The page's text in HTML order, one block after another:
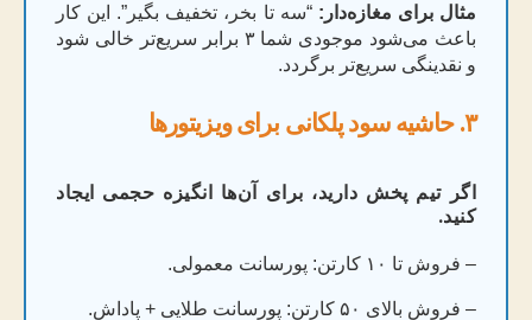
مثال برای مغازه‌دار: “سه تا بخر، تخفیف بگیر”. این کار
باعث می‌شود موجودی شما ۳ برابر سریع‌تر خالی شود
و نقدینگی سریع‌تر برگردد.
۳. حاشیه سود پلکانی برای ویزیتورها
اگر تیم پخش دارید، برای آن‌ها انگیزه حجمی ایجاد
کنید.
– فروش تا ۱۰ کارتن: پورسانت معمولی.
– فروش بالای ۵۰ کارتن: پورسانت طلایی + پاداش.